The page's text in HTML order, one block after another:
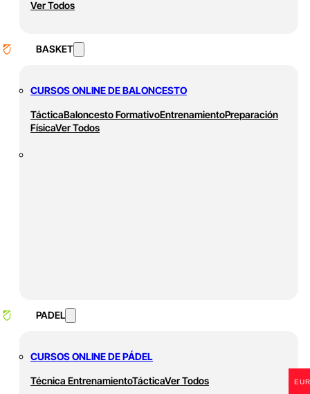
Ver Todos
BASKET
CURSOS ONLINE DE BALONCESTO
TácticaBaloncesto FormativoEntrenamientoPreparación
FísicaVer Todos
PADEL
CURSOS ONLINE DE PÁDEL
Técnica EntrenamientoTácticaVer Todos EUR